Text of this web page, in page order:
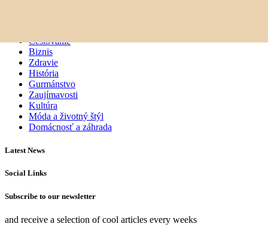
Cestovanie
Biznis
Zdravie
História
Gurmánstvo
Zaujímavosti
Kultúra
Móda a životný štýl
Domácnosť a záhrada
Latest News
Social Links
Subscribe to our newsletter
and receive a selection of cool articles every weeks